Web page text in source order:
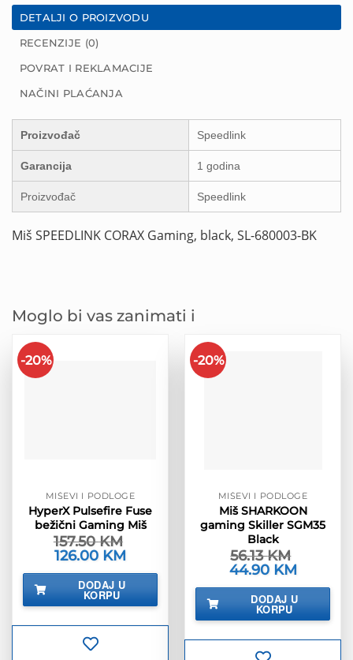
DETALJI O PROIZVODU
RECENZIJE (0)
POVRAT I REKLAMACIJE
NAČINI PLAĆANJA
Proizvođač Speedlink
Garancija 1 godina
Proizvođač Speedlink
Miš SPEEDLINK CORAX Gaming, black, SL-680003-BK
Moglo bi vas zanimati i
-20%
MIŠEVI I PODLOGE
HyperX Pulsefire Fuse
bežični Gaming Miš
157.50KM
Izvorna
cijena
bila
157.50 KM.
126.00 KM
je:
DODAJ U
KORPU
-20%
MIŠEVI I PODLOGE
Miš SHARKOON
gaming Skiller SGM35
Black
56.13KM
Izvorna
cijena
bila
56.13 KM.
44.90 KM
je:
44.90 KM.
DODAJ U
KORPU